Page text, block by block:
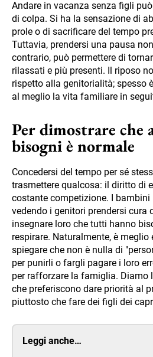
Andare in vacanza senza figli
di colpa. Si ha la sensazione di
prole o di sacrificare del tempo
Tuttavia, prendersi una pausa
contrario, può permettere di
rilassati e più presenti. Il riposo
rispetto alla genitorialità; spesso
al meglio la vita familiare in
Per dimostrare che
bisogni è normale
Concedersi del tempo per sé
trasmettere qualcosa: il diritto di
costante competizione. I bambini
vedendo i genitori prendersi cura
insegnare loro che tutti hanno
respirare. Naturalmente, è meglio
spiegare che non è nulla di
per punirli o fargli pagare i loro
per rafforzare la famiglia. Diamo
che preferiscono dare priorità al
piuttosto che fare dei figli dei
Leggi anche…